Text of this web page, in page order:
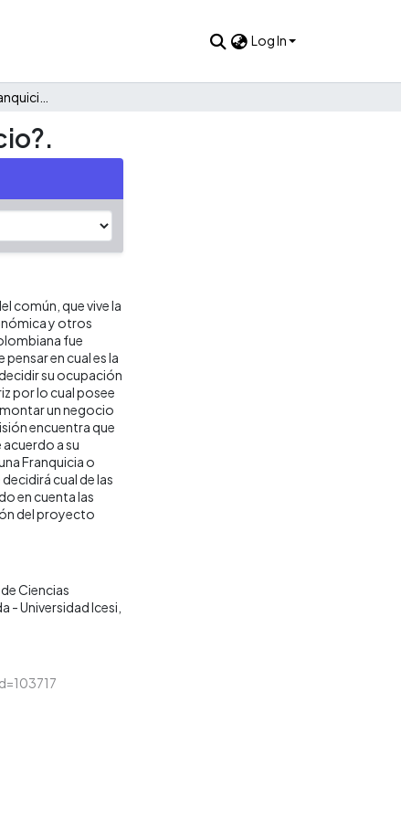
Log In
común, que vive la
y otros
fue
en cual es la
su ocupación
por lo cual posee
un negocio
encuentra que
a su
Franquicia o
cual de las
en cuenta las
del proyecto
Ciencias
- Universidad Icesi